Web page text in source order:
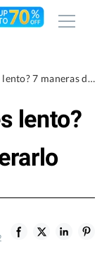
¿MacOS Ventura es lento? 7 maneras de acelerarlo
lento?